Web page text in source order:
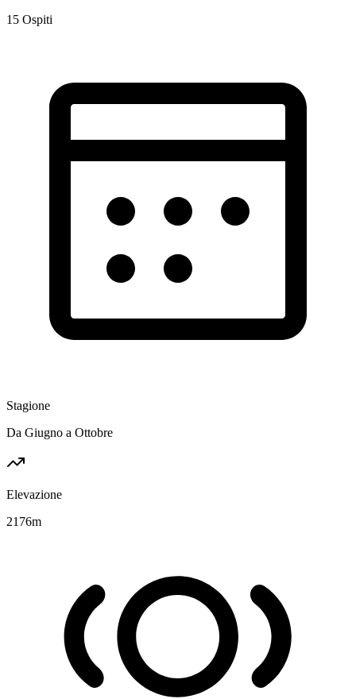
15 Ospiti
Stagione
Da Giugno a Ottobre
Elevazione
2176m